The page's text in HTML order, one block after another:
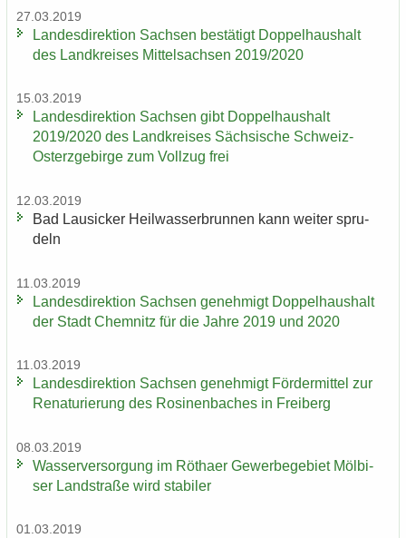
27.03.2019
Lan­des­di­rek­ti­on Sach­sen be­stä­tigt Dop­pel­haus­halt
des Land­krei­ses Mit­tel­sach­sen 2019/2020
15.03.2019
Lan­des­di­rek­ti­on Sach­sen gibt Dop­pel­haus­halt
2019/2020 des Land­krei­ses Säch­si­sche Schweiz-​
Osterzgebirge zum Voll­zug frei
12.03.2019
Bad Lau­si­cker Heil­was­ser­brun­nen kann wei­ter spru­
deln
11.03.2019
Lan­des­di­rek­ti­on Sach­sen ge­neh­migt Dop­pel­haus­halt
der Stadt Chem­nitz für die Jahre 2019 und 2020
11.03.2019
Lan­des­di­rek­ti­on Sach­sen ge­neh­migt För­der­mit­tel zur
Re­na­tu­rie­rung des Ro­si­nen­ba­ches in Frei­berg
08.03.2019
Was­ser­ver­sor­gung im Rö­tha­er Ge­wer­be­ge­biet Möl­bi­
ser Land­stra­ße wird sta­bi­ler
01.03.2019